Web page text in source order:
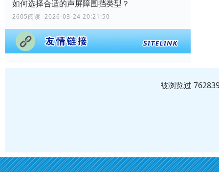
如何选择合适的声屏障围挡类型？
2605阅读 2026-03-24 20:21:50
被浏览过